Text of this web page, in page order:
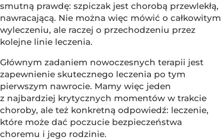
smutną prawdę: szpiczak jest chorobą przewlekłą,
nawracającą. Nie można więc mówić o całkowitym
wyleczeniu, ale raczej o przechodzeniu przez
kolejne linie leczenia.
Głównym zadaniem nowoczesnych terapii jest
zapewnienie skutecznego leczenia po tym
pierwszym nawrocie. Mamy więc jeden
z najbardziej krytycznych momentów w trakcie
choroby, ale też konkretną odpowiedź: leczenie,
które może dać poczucie bezpieczeństwa
choremu i jego rodzinie.